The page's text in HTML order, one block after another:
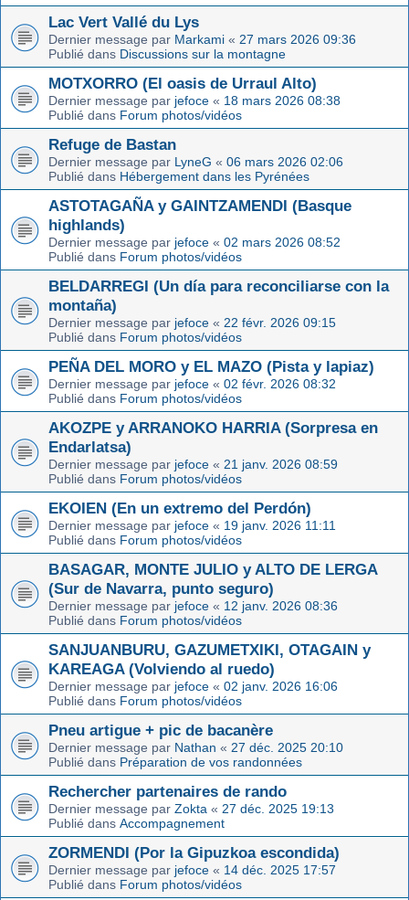
Lac Vert Vallé du Lys
Dernier message par Markami « 27 mars 2026 09:36
Publié dans Discussions sur la montagne
MOTXORRO (El oasis de Urraul Alto)
Dernier message par jefoce « 18 mars 2026 08:38
Publié dans Forum photos/vidéos
Refuge de Bastan
Dernier message par LyneG « 06 mars 2026 02:06
Publié dans Hébergement dans les Pyrénées
ASTOTAGAÑA y GAINTZAMENDI (Basque
highlands)
Dernier message par jefoce « 02 mars 2026 08:52
Publié dans Forum photos/vidéos
BELDARREGI (Un día para reconciliarse con la
montaña)
Dernier message par jefoce « 22 févr. 2026 09:15
Publié dans Forum photos/vidéos
PEÑA DEL MORO y EL MAZO (Pista y lapiaz)
Dernier message par jefoce « 02 févr. 2026 08:32
Publié dans Forum photos/vidéos
AKOZPE y ARRANOKO HARRIA (Sorpresa en
Endarlatsa)
Dernier message par jefoce « 21 janv. 2026 08:59
Publié dans Forum photos/vidéos
EKOIEN (En un extremo del Perdón)
Dernier message par jefoce « 19 janv. 2026 11:11
Publié dans Forum photos/vidéos
BASAGAR, MONTE JULIO y ALTO DE LERGA
(Sur de Navarra, punto seguro)
Dernier message par jefoce « 12 janv. 2026 08:36
Publié dans Forum photos/vidéos
SANJUANBURU, GAZUMETXIKI, OTAGAIN y
KAREAGA (Volviendo al ruedo)
Dernier message par jefoce « 02 janv. 2026 16:06
Publié dans Forum photos/vidéos
Pneu artigue + pic de bacanère
Dernier message par Nathan « 27 déc. 2025 20:10
Publié dans Préparation de vos randonnées
Rechercher partenaires de rando
Dernier message par Zokta « 27 déc. 2025 19:13
Publié dans Accompagnement
ZORMENDI (Por la Gipuzkoa escondida)
Dernier message par jefoce « 14 déc. 2025 17:57
Publié dans Forum photos/vidéos